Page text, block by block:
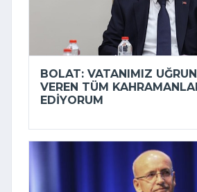
BOLAT: VATANIMIZ
VEREN TÜM
EDIYORUM